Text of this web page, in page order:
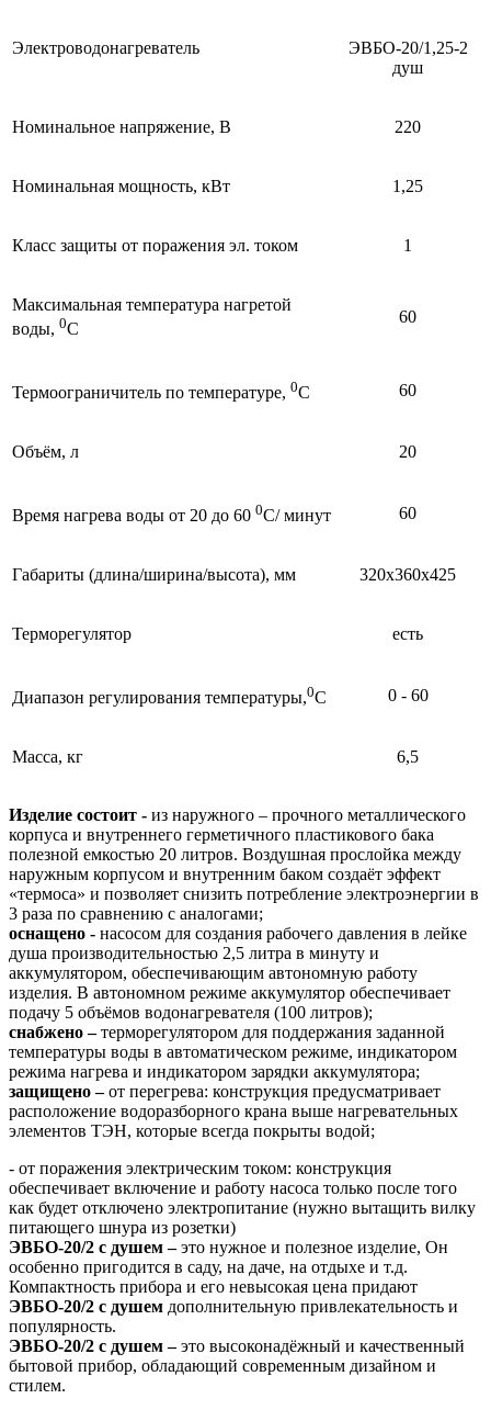
Электроводонагреватель
ЭВБО-20/1,25-2
душ
Номинальное напряжение, В 220
Номинальная мощность, кВт 1,25
Класс защиты от поражения эл. током 1
Максимальная температура нагретой
воды, 0С
60
Термоограничитель по температуре, 0С 60
Объём, л 20
Время нагрева воды от 20 до 60 0С/ минут 60
Габариты (длина/ширина/высота), мм 320х360х425
Терморегулятор есть
Диапазон регулирования температуры,0С 0 - 60
Масса, кг 6,5
Изделие состоит - из наружного – прочного металлического
корпуса и внутреннего герметичного пластикового бака
полезной емкостью 20 литров. Воздушная прослойка между
наружным корпусом и внутренним баком создаёт эффект
«термоса» и позволяет снизить потребление электроэнергии в
3 раза по сравнению с аналогами;
оснащено - насосом для создания рабочего давления в лейке
душа производительностью 2,5 литра в минуту и
аккумулятором, обеспечивающим автономную работу
изделия. В автономном режиме аккумулятор обеспечивает
подачу 5 объёмов водонагревателя (100 литров);
снабжено –терморегулятором для поддержания заданной
температуры воды в автоматическом режиме, индикатором
режима нагрева и индикатором зарядки аккумулятора;
защищено –от перегрева: конструкция предусматривает
расположение водоразборного крана выше нагревательных
элементов ТЭН, которые всегда покрыты водой;
- от поражения электрическим током: конструкция
обеспечивает включение и работу насоса только после того
как будет отключено электропитание (нужно вытащить вилку
питающего шнура из розетки)
ЭВБО-20/2 с душем –это нужное и полезное изделие, Он
особенно пригодится в саду, на даче, на отдыхе и т.д.
Компактность прибора и его невысокая цена придают
ЭВБО-20/2 с душем дополнительную привлекательность и
популярность.
ЭВБО-20/2 с душем –это высоконадёжный и качественный
бытовой прибор, обладающий современным дизайном и
стилем.